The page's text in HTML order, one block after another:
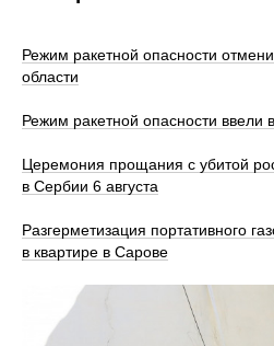
Режим ракетной опасности
области
Режим ракетной опасности ввели
Церемония прощания с убитой
в Сербии 6 августа
Разгерметизация портативного
в квартире в Сарове